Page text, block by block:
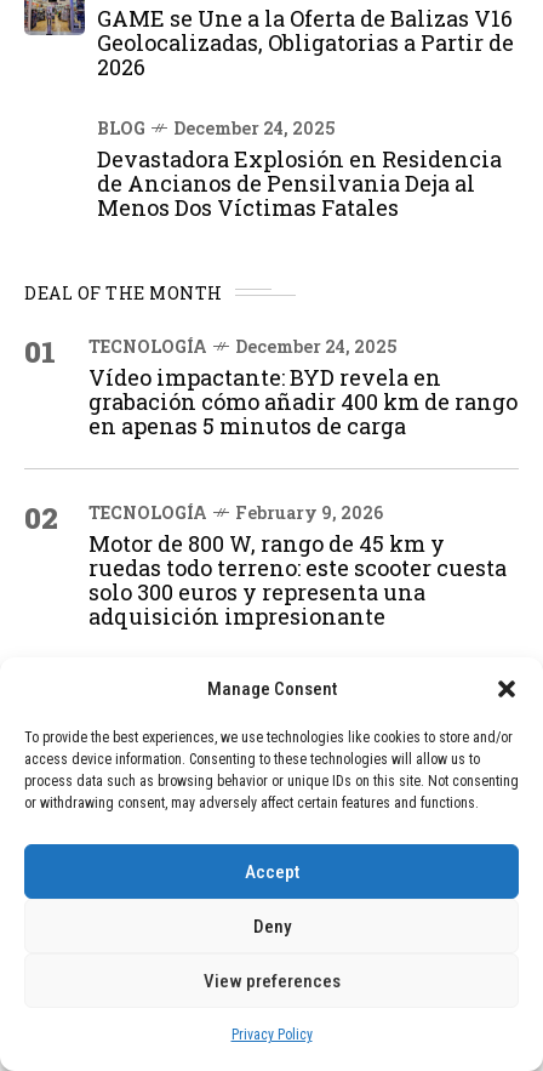
Manage Consent
To provide the best experiences, we use technologies like cookies to store and/or
access device information. Consenting to these technologies will allow us to
process data such as browsing behavior or unique IDs on this site. Not consenting
or withdrawing consent, may adversely affect certain features and functions.
Accept
Deny
View preferences
Privacy Policy
GAME se Une a la Oferta de Balizas V16
Geolocalizadas, Obligatorias a Partir de
2026
BLOG December 24, 2025
Devastadora Explosión en Residencia
de Ancianos de Pensilvania Deja al
Menos Dos Víctimas Fatales
DEAL OF THE MONTH
01 TECNOLOGÍA December 24, 2025
Vídeo impactante: BYD revela en
grabación cómo añadir 400 km de rango
en apenas 5 minutos de carga
02 TECNOLOGÍA February 9, 2026
Motor de 800 W, rango de 45 km y
ruedas todo terreno: este scooter cuesta
solo 300 euros y representa una
adquisición impresionante
December 24, 2025
GAME se Une a la Oferta de Balizas V16
Geolocalizadas, Obligatorias a Partir de
2026
December 24, 2025
Devastadora Explosión en Residencia
de Ancianos de Pensilvania Deja al